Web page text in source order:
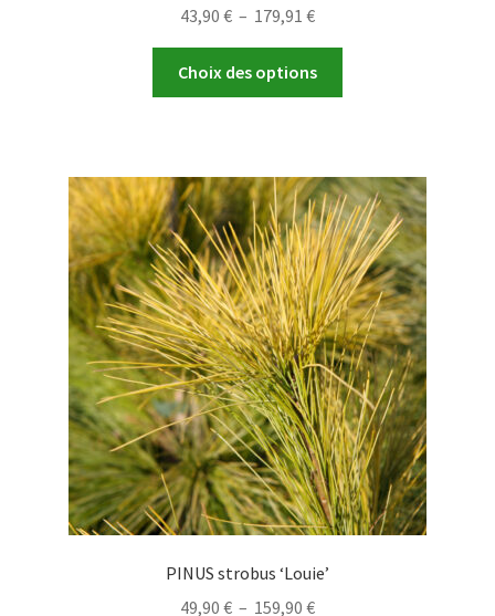
43,90 € – 179,91 €Plage
de
prix :
43,90 €
Choix des options
Les
options
peuvent
être
choisies
sur
la
page
du
produit
PINUS strobus ‘Louie’
49,90 € – 159,90 €Plage